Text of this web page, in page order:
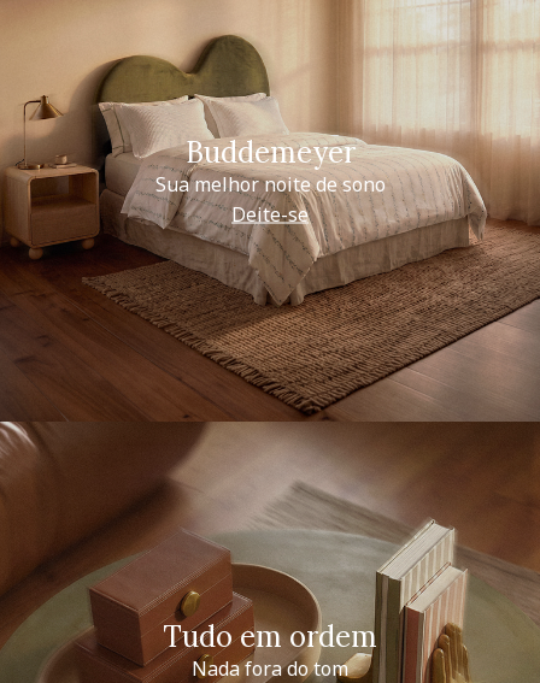
Buddemeyer
Sua melhor noite de sono
Deite-se
Tudo em ordem
Nada fora do tom